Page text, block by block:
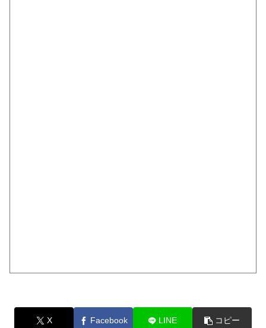
X Facebook LINE コピー